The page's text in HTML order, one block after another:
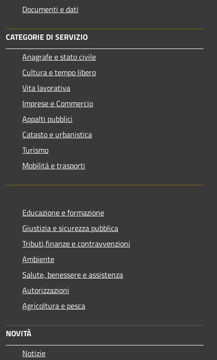
Documenti e dati
CATEGORIE DI SERVIZIO
Anagrafe e stato civile
Cultura e tempo libero
Vita lavorativa
Imprese e Commercio
Appalti pubblici
Catasto e urbanistica
Turismo
Mobilità e trasporti
Educazione e formazione
Giustizia e sicurezza pubblica
Tributi,finanze e contravvenzioni
Ambiente
Salute, benessere e assistenza
Autorizzazioni
Agricoltura e pesca
NOVITÀ
Notizie